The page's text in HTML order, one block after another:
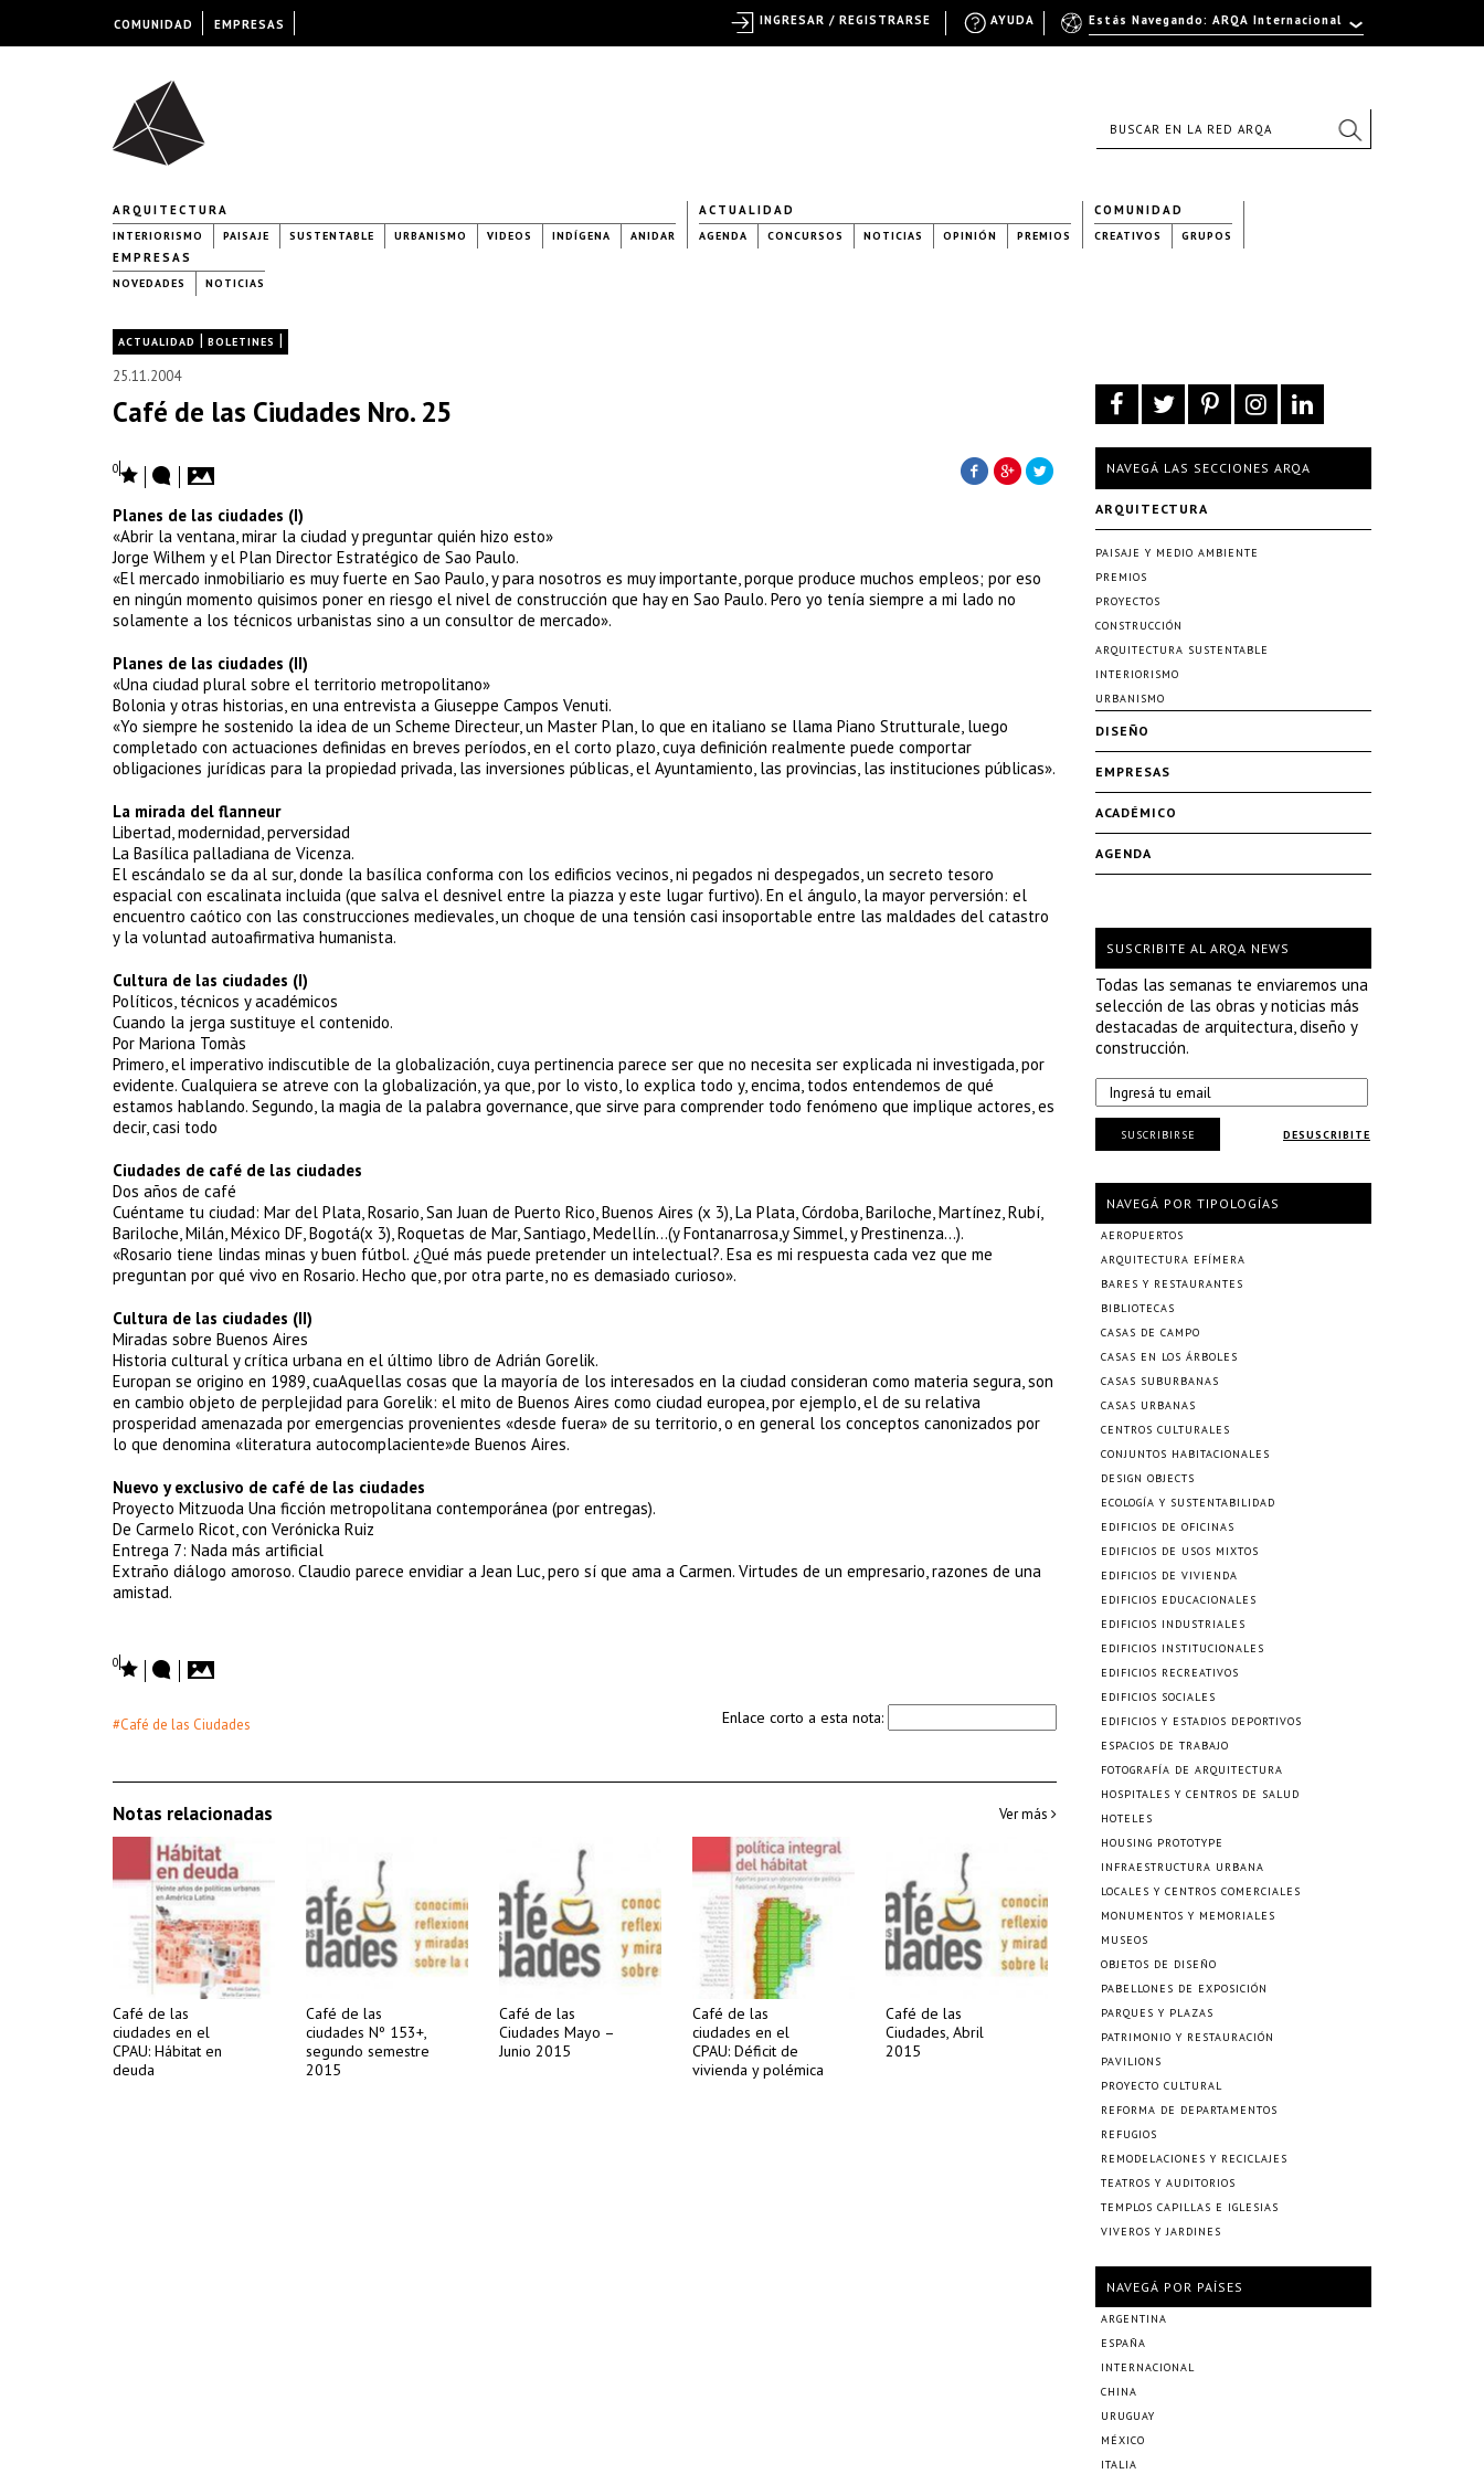
ARQUITECTURA
INTERIORISMO PAISAJE SUSTENTABLE URBANISMO VIDEOS INDÍGENA ANIDAR
ACTUALIDAD
AGENDA CONCURSOS NOTICIAS OPINIÓN PREMIOS
COMUNIDAD
CREATIVOS GRUPOS
EMPRESAS
NOVEDADES NOTICIAS
ACTUALIDAD | BOLETINES |
25.11.2004
Café de las Ciudades Nro. 25
0
Planes de las ciudades (I)
«Abrir la ventana, mirar la ciudad y preguntar quién hizo esto»
Jorge Wilhem y el Plan Director Estratégico de Sao Paulo.
«El mercado inmobiliario es muy fuerte en Sao Paulo, y para nosotros es muy importante, porque produce muchos empleos; por eso
en ningún momento quisimos poner en riesgo el nivel de construcción que hay en Sao Paulo. Pero yo tenía siempre a mi lado no
solamente a los técnicos urbanistas sino a un consultor de mercado».
Planes de las ciudades (II)
«Una ciudad plural sobre el territorio metropolitano»
Bolonia y otras historias, en una entrevista a Giuseppe Campos Venuti.
«Yo siempre he sostenido la idea de un Scheme Directeur, un Master Plan, lo que en italiano se llama Piano Strutturale, luego
completado con actuaciones definidas en breves períodos, en el corto plazo, cuya definición realmente puede comportar
obligaciones jurídicas para la propiedad privada, las inversiones públicas, el Ayuntamiento, las provincias, las instituciones públicas».
La mirada del flanneur
Libertad, modernidad, perversidad
La Basílica palladiana de Vicenza.
El escándalo se da al sur, donde la basílica conforma con los edificios vecinos, ni pegados ni despegados, un secreto tesoro
espacial con escalinata incluida (que salva el desnivel entre la piazza y este lugar furtivo). En el ángulo, la mayor perversión: el
encuentro caótico con las construcciones medievales, un choque de una tensión casi insoportable entre las maldades del catastro
y la voluntad autoafirmativa humanista.
Cultura de las ciudades (I)
Políticos, técnicos y académicos
Cuando la jerga sustituye el contenido.
Por Mariona Tomàs
Primero, el imperativo indiscutible de la globalización, cuya pertinencia parece ser que no necesita ser explicada ni investigada, por
evidente. Cualquiera se atreve con la globalización, ya que, por lo visto, lo explica todo y, encima, todos entendemos de qué
estamos hablando. Segundo, la magia de la palabra governance, que sirve para comprender todo fenómeno que implique actores, es
decir, casi todo
Ciudades de café de las ciudades
Dos años de café
Cuéntame tu ciudad: Mar del Plata, Rosario, San Juan de Puerto Rico, Buenos Aires (x 3), La Plata, Córdoba, Bariloche, Martínez, Rubí,
Bariloche, Milán, México DF, Bogotá(x 3), Roquetas de Mar, Santiago, Medellín…(y Fontanarrosa,y Simmel, y Prestinenza…).
«Rosario tiene lindas minas y buen fútbol. ¿Qué más puede pretender un intelectual?. Esa es mi respuesta cada vez que me
preguntan por qué vivo en Rosario. Hecho que, por otra parte, no es demasiado curioso».
Cultura de las ciudades (II)
Miradas sobre Buenos Aires
Historia cultural y crítica urbana en el último libro de Adrián Gorelik.
Europan se origino en 1989, cuaAquellas cosas que la mayoría de los interesados en la ciudad consideran como materia segura, son
en cambio objeto de perplejidad para Gorelik: el mito de Buenos Aires como ciudad europea, por ejemplo, el de su relativa
prosperidad amenazada por emergencias provenientes «desde fuera» de su territorio, o en general los conceptos canonizados por
lo que denomina «literatura autocomplaciente»de Buenos Aires.
Nuevo y exclusivo de café de las ciudades
Proyecto Mitzuoda Una ficción metropolitana contemporánea (por entregas).
De Carmelo Ricot, con Verónicka Ruiz
Entrega 7: Nada más artificial
Extraño diálogo amoroso. Claudio parece envidiar a Jean Luc, pero sí que ama a Carmen. Virtudes de un empresario, razones de una
amistad.
0
#Café de las Ciudades Enlace corto a esta nota:
Notas relacionadas Ver más
Café de las
ciudades en el
CPAU: Hábitat en
deuda
Café de las
ciudades Nº 153+,
segundo semestre
2015
Café de las
Ciudades Mayo –
Junio 2015
Café de las
ciudades en el
CPAU: Déficit de
vivienda y polémica
Café de las
Ciudades, Abril
2015
NAVEGÁ LAS SECCIONES ARQA
ARQUITECTURA
PAISAJE Y MEDIO AMBIENTE
PREMIOS
PROYECTOS
CONSTRUCCIÓN
ARQUITECTURA SUSTENTABLE
INTERIORISMO
URBANISMO
DISEÑO
EMPRESAS
ACADÉMICO
AGENDA
SUSCRIBITE AL ARQA NEWS
Todas las semanas te enviaremos una
selección de las obras y noticias más
destacadas de arquitectura, diseño y
construcción.
DESUSCRIBITE
SUSCRIBIRSE
NAVEGÁ POR TIPOLOGÍAS
AEROPUERTOS
ARQUITECTURA EFÍMERA
BARES Y RESTAURANTES
BIBLIOTECAS
CASAS DE CAMPO
CASAS EN LOS ÁRBOLES
CASAS SUBURBANAS
CASAS URBANAS
CENTROS CULTURALES
CONJUNTOS HABITACIONALES
DESIGN OBJECTS
ECOLOGÍA Y SUSTENTABILIDAD
EDIFICIOS DE OFICINAS
EDIFICIOS DE USOS MIXTOS
EDIFICIOS DE VIVIENDA
EDIFICIOS EDUCACIONALES
EDIFICIOS INDUSTRIALES
EDIFICIOS INSTITUCIONALES
EDIFICIOS RECREATIVOS
EDIFICIOS SOCIALES
EDIFICIOS Y ESTADIOS DEPORTIVOS
ESPACIOS DE TRABAJO
FOTOGRAFÍA DE ARQUITECTURA
HOSPITALES Y CENTROS DE SALUD
HOTELES
HOUSING PROTOTYPE
INFRAESTRUCTURA URBANA
LOCALES Y CENTROS COMERCIALES
MONUMENTOS Y MEMORIALES
MUSEOS
OBJETOS DE DISEÑO
PABELLONES DE EXPOSICIÓN
PARQUES Y PLAZAS
PATRIMONIO Y RESTAURACIÓN
PAVILIONS
PROYECTO CULTURAL
REFORMA DE DEPARTAMENTOS
REFUGIOS
REMODELACIONES Y RECICLAJES
TEATROS Y AUDITORIOS
TEMPLOS CAPILLAS E IGLESIAS
VIVEROS Y JARDINES
NAVEGÁ POR PAÍSES
ARGENTINA
ESPAÑA
INTERNACIONAL
CHINA
URUGUAY
MÉXICO
ITALIA
COMUNIDAD EMPRESAS Estás Navegando: ARQA Internacional
AYUDA
INGRESAR / REGISTRARSE